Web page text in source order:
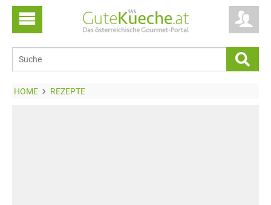
HOME REZEPTE